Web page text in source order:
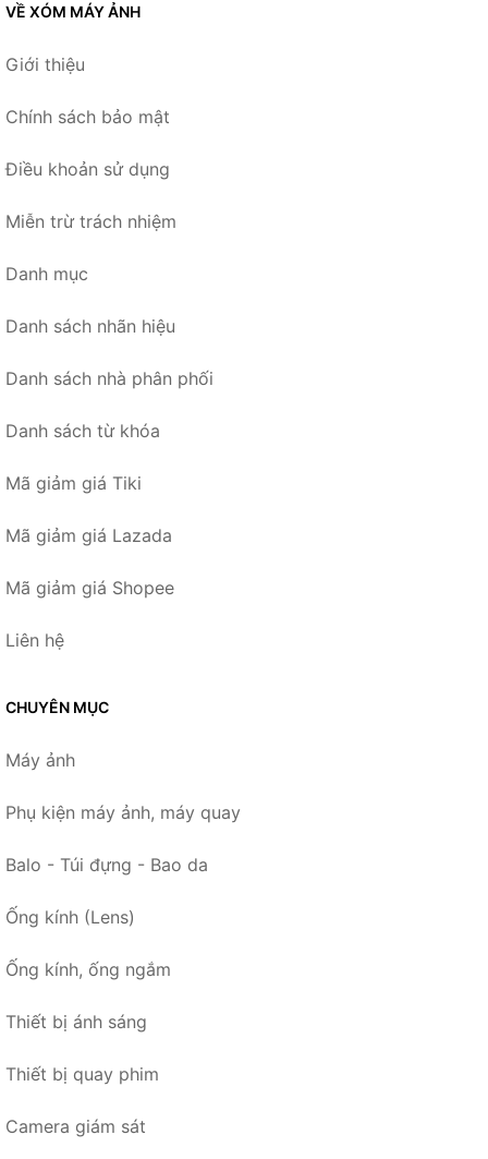
VỀ XÓM MÁY ẢNH
Giới thiệu
Chính sách bảo mật
Điều khoản sử dụng
Miễn trừ trách nhiệm
Danh mục
Danh sách nhãn hiệu
Danh sách nhà phân phối
Danh sách từ khóa
Mã giảm giá Tiki
Mã giảm giá Lazada
Mã giảm giá Shopee
Liên hệ
CHUYÊN MỤC
Máy ảnh
Phụ kiện máy ảnh, máy quay
Balo - Túi đựng - Bao da
Ống kính (Lens)
Ống kính, ống ngắm
Thiết bị ánh sáng
Thiết bị quay phim
Camera giám sát